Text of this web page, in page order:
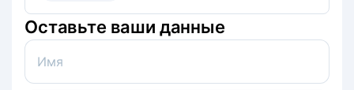
Оставьте ваши данные
Имя